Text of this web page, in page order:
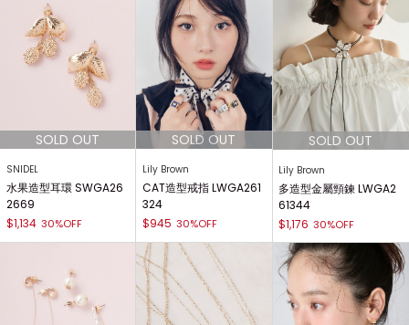
SNIDEL
水果造型耳環 SWGA26
2669
$1,134 30%OFF
Lily Brown
CAT造型戒指 LWGA261
324
$945 30%OFF
Lily Brown
多造型金屬頸鍊 LWGA2
61344
$1,176 30%OFF